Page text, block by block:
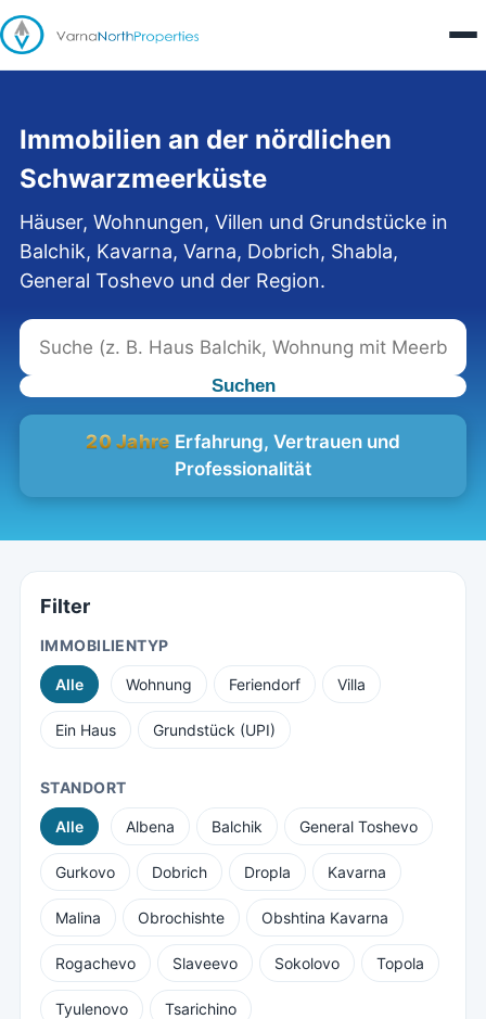
Immobilien an der nördlichen
Schwarzmeerküste
Häuser, Wohnungen, Villen und Grundstücke in
Balchik, Kavarna, Varna, Dobrich, Shabla,
General Toshevo und der Region.
Suchen
20 Jahre Erfahrung, Vertrauen und
Professionalität
Filter
IMMOBILIENTYP
Alle Wohnung Feriendorf Villa
Ein Haus Grundstück (UPI)
STANDORT
Alle Albena Balchik General Toshevo
Gurkovo Dobrich Dropla Kavarna
Malina Obrochishte Obshtina Kavarna
Rogachevo Slaveevo Sokolovo Topola
Tyulenovo Tsarichino